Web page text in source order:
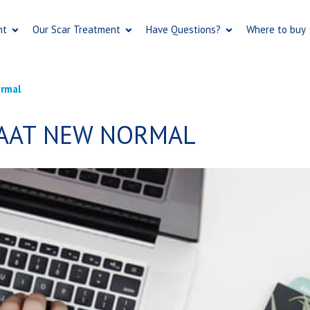
main
Our Scar Treatment Have Questions? Where to buy
NEW NORMAL